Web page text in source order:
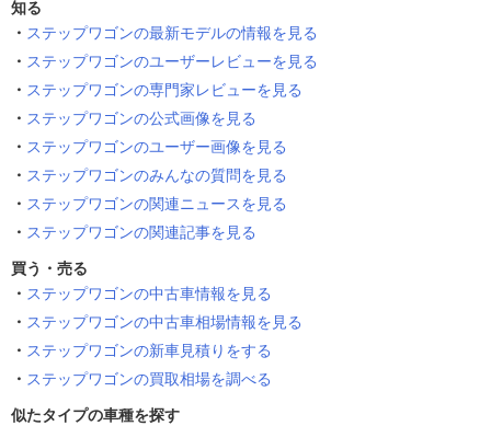
知る
ステップワゴンの最新モデルの情報を見る
ステップワゴンのユーザーレビューを見る
ステップワゴンの専門家レビューを見る
ステップワゴンの公式画像を見る
ステップワゴンのユーザー画像を見る
ステップワゴンのみんなの質問を見る
ステップワゴンの関連ニュースを見る
ステップワゴンの関連記事を見る
買う・売る
ステップワゴンの中古車情報を見る
ステップワゴンの中古車相場情報を見る
ステップワゴンの新車見積りをする
ステップワゴンの買取相場を調べる
似たタイプの車種を探す